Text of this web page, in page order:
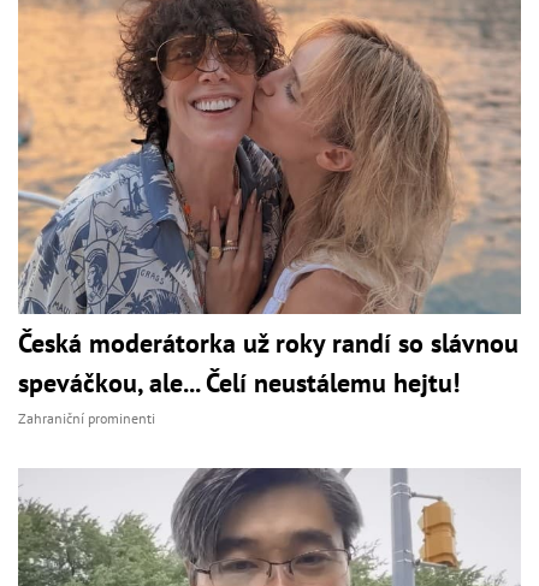
Česká moderátorka už roky randí so slávnou
speváčkou, ale... Čelí neustálemu hejtu!
Zahraniční prominenti